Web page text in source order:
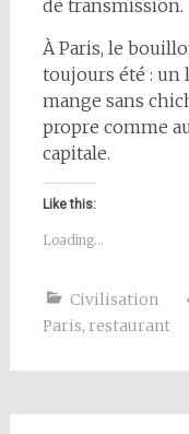
de transmission.
À Paris, le
toujours été : un
mange sans
propre comme
capitale.
Like this:
Loading...
Civilisation
Paris, restaurant